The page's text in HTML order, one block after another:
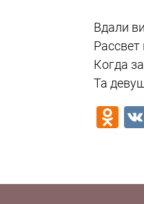
Вдали
Рассвет
Когда
Та